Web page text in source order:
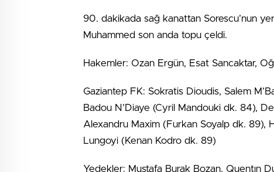
90. dakikada sağ kanattan Sorescu’nun
Muhammed son anda topu çeldi.
Hakemler: Ozan Ergün, Esat Sancaktar,
Gaziantep FK: Sokratis Dioudis, Salem
Badou N’Diaye (Cyril Mandouki dk. 84),
Alexandru Maxim (Furkan Soyalp dk. 89),
Lungoyi (Kenan Kodro dk. 89)
Yedekler: Mustafa Burak Bozan, Quentın